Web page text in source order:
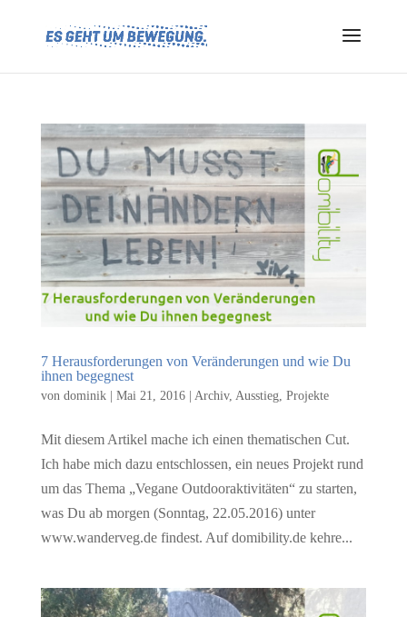
7 Herausforderungen von Veränderungen und wie Du
ihnen begegnest
von dominik| Mai 21, 2016| Archiv, Ausstieg, Projekte
Mit diesem Artikel mache ich einen thematischen Cut.
Ich habe mich dazu entschlossen, ein neues Projekt rund
um das Thema „Vegane Outdooraktivitäten“ zu starten,
was Du ab morgen (Sonntag, 22.05.2016) unter
www.wanderveg.de findest. Auf domibility.de kehre...